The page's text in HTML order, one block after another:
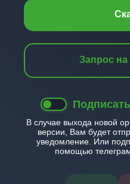
Запрос
В случае выхода новой
версии, Вам будет
уведомление. Или
помощью